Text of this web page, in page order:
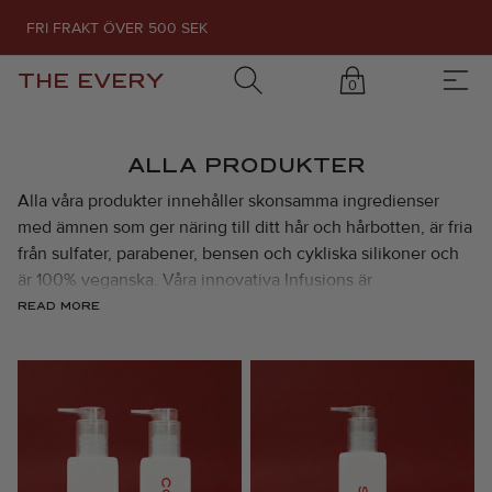
FRI FRAKT ÖVER 500 SEK
THE EVERY 0
ALLA PRODUKTER
Alla våra produkter innehåller skonsamma ingredienser
med ämnen som ger näring till ditt hår och hårbotten, är fria
från sulfater, parabener, bensen och cykliska silikoner och
är 100% veganska. Våra innovativa Infusions är
högkoncentrerade formulas fyllda med exklusiva aktiva
READ MORE